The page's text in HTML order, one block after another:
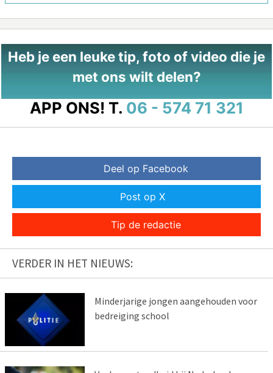
Heb je een leuke tip, foto of video die je
met ons wilt delen?
APP ONS! T. 06 - 574 71 321
Deel op Facebook
Post op X
Tip de redactie
VERDER IN HET NIEUWS:
Minderjarige jongen aangehouden voor
bedreiging school